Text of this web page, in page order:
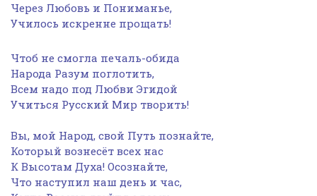
Через Любовь и Пониманье,
Училось искренне прощать!
Чтоб не смогла печаль-обида
Народа Разум поглотить,
Всем надо под Любви Эгидой
Учиться Русский Мир творить!
Вы, мой Народ, свой Путь познайте,
Который вознесёт всех нас
К Высотам Духа! Осознайте,
Что наступил наш день и час,